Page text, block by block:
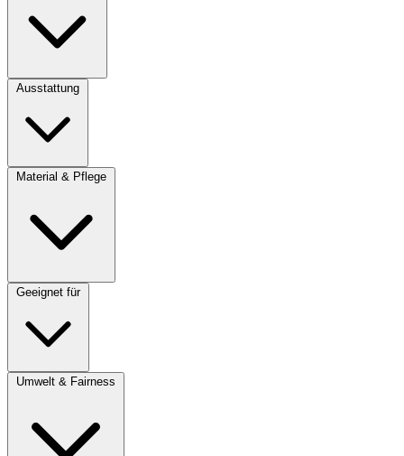
Ausstattung
Material & Pflege
Geeignet für
Umwelt & Fairness